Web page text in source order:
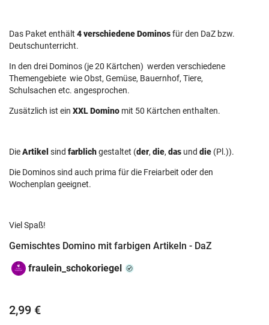
Das Paket enthält 4 verschiedene Dominosfür den DaZ bzw.
Deutschunterricht.
In den drei Dominos (je 20 Kärtchen) werden verschiedene
Themengebiete wie Obst, Gemüse, Bauernhof, Tiere,
Schulsachen etc. angesprochen.
Zusätzlich ist ein XXL Domino mit 50 Kärtchen enthalten.
DieArtikel sind farblichgestaltet (der, die, das und die (Pl.)).
Die Dominos sind auch prima für die Freiarbeit oder den
Wochenplan geeignet.
Viel Spaß!
Gemischtes Domino mit farbigen Artikeln - DaZ
fraulein_schokoriegel
2,99 €